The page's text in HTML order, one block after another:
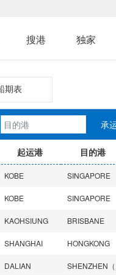
搜港 独家
期表
承
起运港 目的港
KOBE SINGAPORE
KOBE SINGAPORE
KAOHSIUNG BRISBANE
SHANGHAI HONGKONG
DALIAN